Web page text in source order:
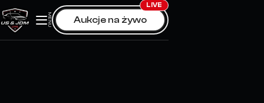
Skip
to
content
MENU Aukcje na żywo
LIVE